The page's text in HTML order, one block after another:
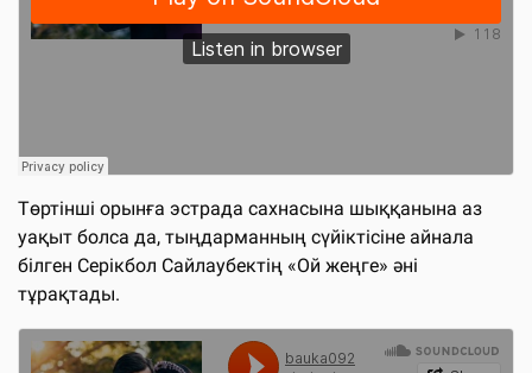
Төртінші орынға эстрада сахнасына шыққанына аз
уақыт болса да, тыңдарманның сүйіктісіне айнала
білген Серікбол Сайлаубектің «Ой жеңге» әні
тұрақтады.